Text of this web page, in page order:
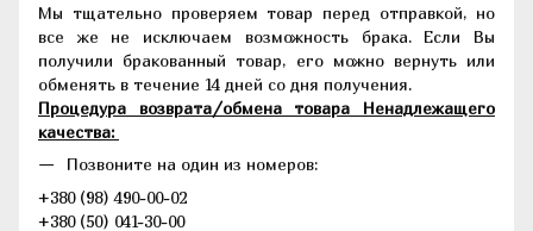
Мы тщательно проверяем товар перед отправкой, но
все же не исключаем возможность брака. Если Вы
получили бракованный товар, его можно вернуть или
обменять в течение 14 дней со дня получения.
Процедура возврата/обмена товара Ненадлежащего
качества:
Позвоните на один из номеров:
+380 (98) 490-00-02
+380 (50) 041-30-00